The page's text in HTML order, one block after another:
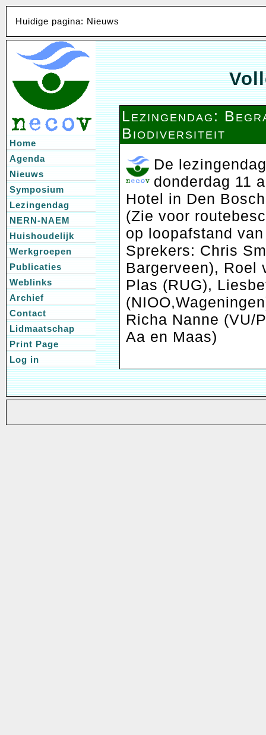
Huidige pagina: Nieuws
Lezingendag:
Biodiversiteit
De
donderdag 11
Hotel in Den
(Zie voor
op loopafstand
Sprekers: Chris
Bargerveen), Roel
Plas (RUG),
Richa Nanne (VU/
Aa en Maas)
Home
Agenda
Nieuws
Symposium
Lezingendag
NERN-NAEM
Huishoudelijk
Werkgroepen
Publicaties
Weblinks
Archief
Contact
Lidmaatschap
Print Page
Log in